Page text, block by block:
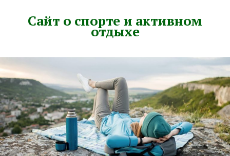
Сайт о спорте и активном
отдыхе